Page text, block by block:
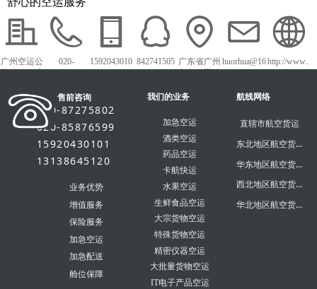
加急空运
酒类空运
药品空运
卡航快运
水果空运
生鲜食品空运
大宗货物空运
特殊货物空运
精密仪器空运
大批量货物空运
IT电子产品空运
我们的业务
直辖市航空货运
东北地区航空货运
华东地区航空货运
西北地区航空货运
华北地区航空货运
航线网络
业务优势
增值服务
保险服务
加急空运
加急配送
舱位保障
售前咨询
020-87275802
020-85876599
15920430101
13138645120
广州空运公
020-
1592043010 842741505 广东省广州
号白云农批
huorhua@16http://www..